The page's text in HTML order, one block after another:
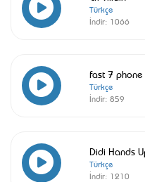
Türkçe
İndir: 1066
fast 7 phone
Türkçe
İndir: 859
Didi Hands
Türkçe
İndir: 1210